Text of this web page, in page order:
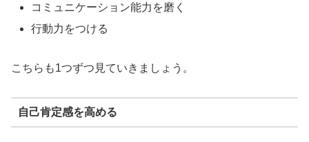
コミュニケーション能力を磨く
行動力をつける
こちらも1つずつ見ていきましょう。
自己肯定感を高める